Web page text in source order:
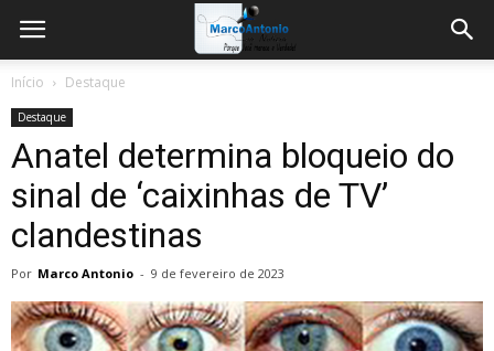
Início Destaque
Destaque
Anatel determina bloqueio do
sinal de ‘caixinhas de TV’
clandestinas
Por Marco Antonio - 9 de fevereiro de 2023